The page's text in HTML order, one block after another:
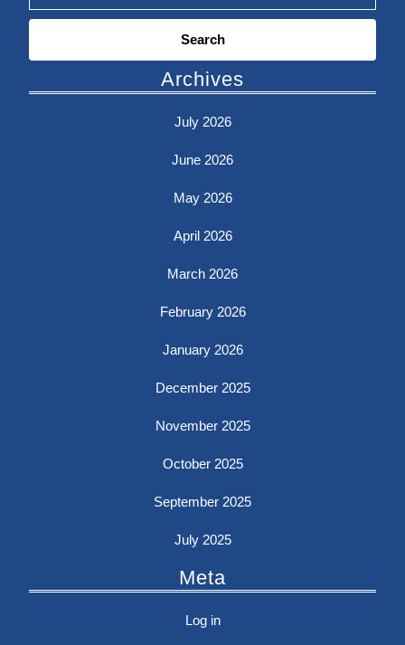
Search
Archives
July 2026
June 2026
May 2026
April 2026
March 2026
February 2026
January 2026
December 2025
November 2025
October 2025
September 2025
July 2025
Meta
Log in